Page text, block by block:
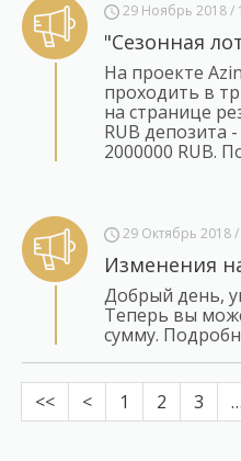
29 Ноябрь 2018 /
"Сезонная
На проекте
проходить в
на странице
RUB депозита
2000000 RUB.
29 Октябрь 2018
Изменения
Добрый день,
Теперь вы
сумму.
<< < 1 2 3 …